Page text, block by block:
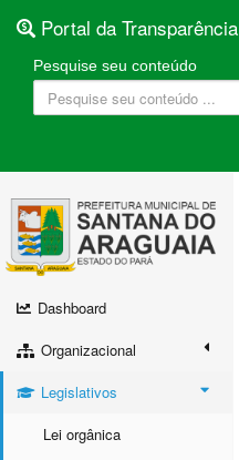
Portal da Transparência
Pesquise seu conteúdo
Dashboard
Organizacional
Legislativos
Lei orgânica